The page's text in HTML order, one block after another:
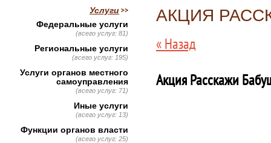
АКЦИЯ
« Назад
Акция Расскажи
Услуги
Федеральные услуги
(всего услуг: 81)
Региональные услуги
(всего услуг: 195)
Услуги органов местного
самоуправления
(всего услуг: 71)
Иные услуги
(всего услуг: 13)
Функции органов власти
(всего услуг: 25)